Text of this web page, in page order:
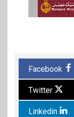
Facebook
Twitter
Linkedin